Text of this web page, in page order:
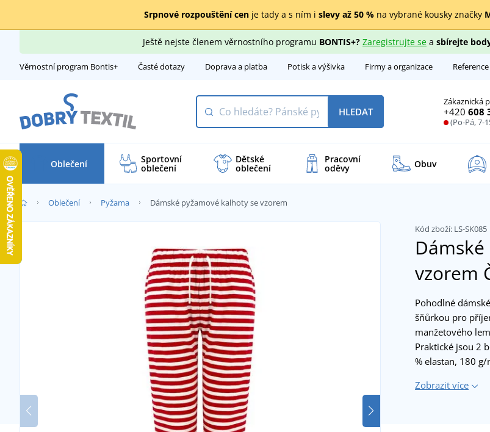
Srpnové rozpouštění cenje tady a s ním i slevy až 50 %na vybrané kousky značky
Ještě nejste členem věrnostního programu BONTIS+? Zaregistrujte sea sbírejte
Věrnostní program Bontis+ Časté dotazy Doprava a platba Potisk a výšivka Firmy a organizace Reference
Zákaznická
+420 608
(Po-Pá, 7-
HLEDAT
Oblečení Sportovní
oblečení
Dětské
oblečení
Pracovní
oděvy Obuv
Oblečení Pyžama Dámské pyžamové kalhoty se vzorem
Kód zboží: LS-SK085
vzorem
Pohodlné
šňůrkou pro
manžetového
Praktické jsou 2
% elastan, 180
Zobrazit více